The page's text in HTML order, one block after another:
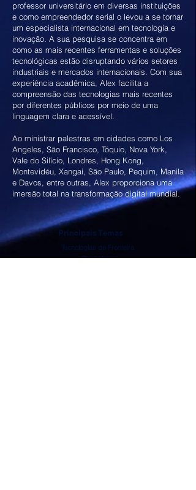
professor universitário em diversas instituições
e como empreendedor serial o levou a se tornar
um especialista internacional em tecnologia e
inovação. A sua pesquisa se concentra em
como as mais recentes ferramentas e soluções
tecnológicas estão disruptando vários setores
industriais e mercados internacionais. Com sua
experiência acadêmica, Alex facilita a
compreensão das tecnologias mais recentes
por diferentes públicos por meio de uma
linguagem clara e acessível.
Ao ministrar palestras em cidades como Los
Angeles, São Francisco, Tóquio, Nova York,
Vale do Silício, Londres, Hong Kong,
Montevidéu, Xangai, São Paulo, Pequim, Manila
e Davos, entre outras, Alex proporciona uma
imersão total na transformação digital mundial.
Principais Temas
Tecnologias de Fronteira
Blockchain